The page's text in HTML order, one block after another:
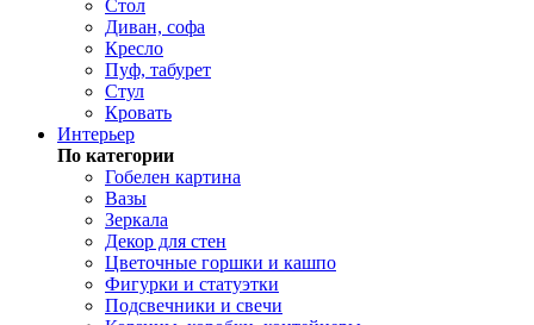
Стол
Диван, софа
Кресло
Пуф, табурет
Стул
Кровать
Интерьер
По категории
Гобелен картина
Вазы
Зеркала
Декор для стен
Цветочные горшки и кашпо
Фигурки и статуэтки
Подсвечники и свечи